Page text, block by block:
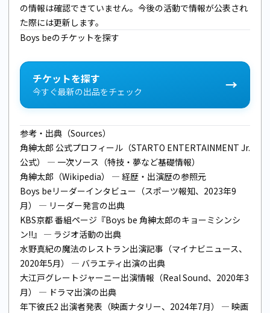
の情報は確認できていません。今後の活動で情報が公表され
た際には更新します。
Boys beのチケットを探す
チケットを探す
今すぐ最新の出品をチェック →
参考・出典（Sources）
角紳太郎 公式プロフィール（STARTO ENTERTAINMENT Jr.
公式）
— 一次ソース（特技・夢など基礎情報）
角紳太郎（Wikipedia）
— 経歴・出演歴の参照元
Boys beリーダーインタビュー（スポーツ報知、2023年9
月）
— リーダー発言の出典
KBS京都 番組ページ『Boys be 角紳太郎のキョーミシンシ
ン!!』 — ラジオ活動の出典
水野真紀の魔法のレストラン出演記事（マイナビニュース、
2020年5月）
— バラエティ出演の出典
大江戸グレートジャーニー出演情報（Real Sound、2020年3
月）
— ドラマ出演の出典
年下彼氏2 出演者発表（映画ナタリー、2024年7月）
— 映画